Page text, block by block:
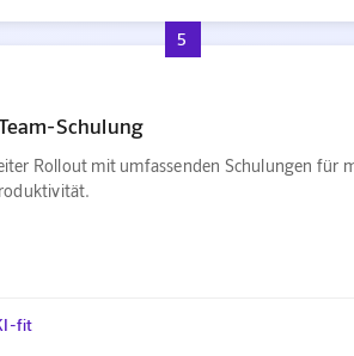
5
Schulung
Rollout mit umfassenden Schulungen für
fit